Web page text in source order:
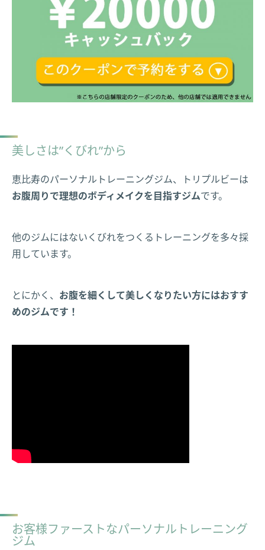
美しさは”くびれ”から
恵比寿のパーソナルトレーニングジム、トリプルビーは
お腹周りで理想のボディメイクを目指すジムです。
他のジムにはないくびれをつくるトレーニングを多々採
用しています。
とにかく、 お腹を細くして美しくなりたい方にはおすす
めのジムです！
お客様ファーストなパーソナルトレーニング
ジム